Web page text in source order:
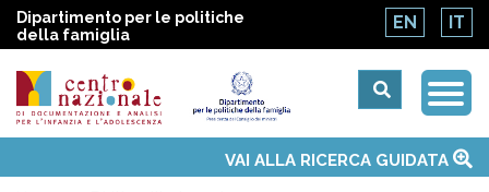
Dipartimento per le politiche
della famiglia
EN IT
Centro
menu
Temi
Attività
Convenzione ONUVAI ALLA RICERCA GUIDATA